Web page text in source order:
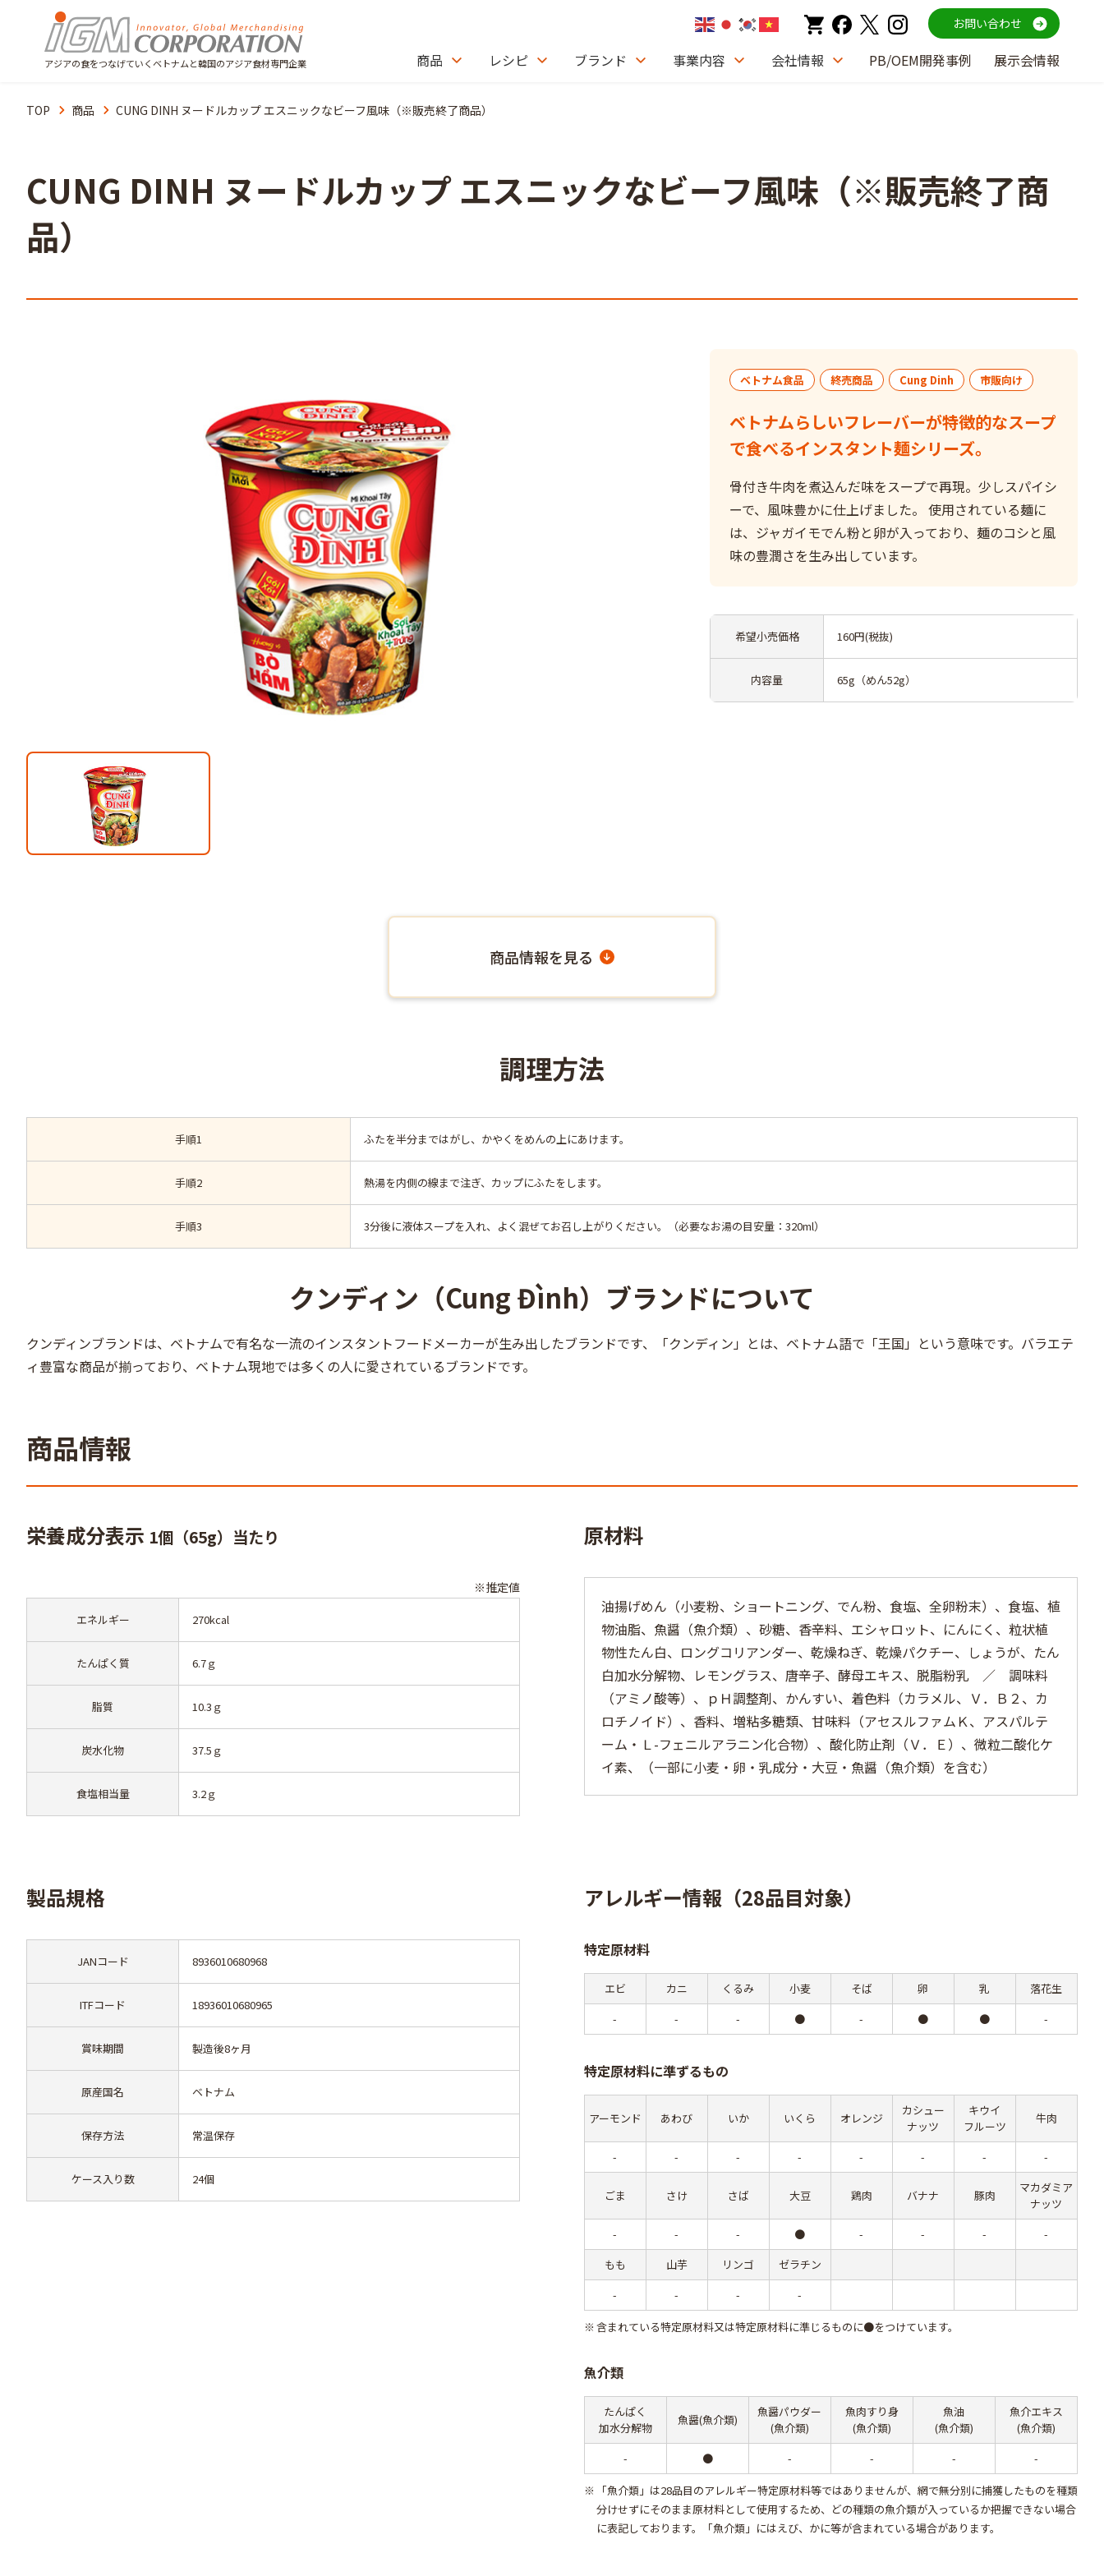
アジアの食をつなげていくベトナムと韓国のアジア食材専門企業 商品 レシピ ブランド 事業内容 会社情報 PB/OEM開発事例 展示会情報
お問い合わせ
TOP 商品 CUNG DINH ヌードルカップ エスニックなビーフ風味（※販売終了商品）
CUNG DINH ヌードルカップ エスニックなビーフ風味（※販売終了商
品）
ベトナム食品 終売商品 Cung Dinh 市販向け
ベトナムらしいフレーバーが特徴的なスープ
で食べるインスタント麺シリーズ。
骨付き牛肉を煮込んだ味をスープで再現。少しスパイシ
ーで、風味豊かに仕上げました。 使用されている麺に
は、ジャガイモでん粉と卵が入っており、麺のコシと風
味の豊潤さを生み出しています。
希望小売価格 160円(税抜)
内容量 65g（めん52g）
商品情報を見る
調理方法
手順1 ふたを半分まではがし、かやくをめんの上にあけます。
手順2 熱湯を内側の線まで注ぎ、カップにふたをします。
手順3 3分後に液体スープを入れ、よく混ぜてお召し上がりください。（必要なお湯の目安量：320ml）
クンディン（Cung Đình）ブランドについて
クンディンブランドは、ベトナムで有名な一流のインスタントフードメーカーが生み出したブランドです、「クンディン」とは、ベトナム語で「王国」という意味です。バラエテ
ィ豊富な商品が揃っており、ベトナム現地では多くの人に愛されているブランドです。
商品情報
栄養成分表示 1個（65g）当たり
※推定値
エネルギー 270kcal
たんぱく質 6.7ｇ
脂質 10.3ｇ
炭水化物 37.5ｇ
食塩相当量 3.2ｇ
原材料
油揚げめん（小麦粉、ショートニング、でん粉、食塩、全卵粉末）、食塩、植
物油脂、魚醤（魚介類）、砂糖、香辛料、エシャロット、にんにく、粒状植
物性たん白、ロングコリアンダー、乾燥ねぎ、乾燥パクチー、しょうが、たん
白加水分解物、レモングラス、唐辛子、酵母エキス、脱脂粉乳 ／ 調味料
（アミノ酸等）、ｐＨ調整剤、かんすい、着色料（カラメル、Ｖ．Ｂ２、カ
ロチノイド）、香料、増粘多糖類、甘味料（アセスルファムＫ、アスパルテ
ーム・Ｌ-フェニルアラニン化合物）、酸化防止剤（Ｖ．Ｅ）、微粒二酸化ケ
イ素、（一部に小麦・卵・乳成分・大豆・魚醤（魚介類）を含む）
製品規格
JANコード 8936010680968
ITFコード 18936010680965
賞味期間 製造後8ヶ月
原産国名 ベトナム
保存方法 常温保存
ケース入り数 24個
アレルギー情報（28品目対象）
特定原材料
エビ カニ くるみ 小麦 そば 卵 乳
落花生
-
- - ● - ● ● -
特定原材料に準ずるもの
アーモンド あわび いか いくら オレンジ
カシュー
ナッツ
キウイ
フルーツ
牛肉
- - - - - - - -
ごま さけ さば 大豆 鶏肉 バナナ 豚肉
マカダミア
ナッツ
-
- - ● - - -
-
もも
山芋 リンゴ
ゼラチン
-
- - -
※ 含まれている特定原材料又は特定原材料に準じるものに●をつけています。
魚介類
たんぱく
加水分解物
魚醤(魚介類)
魚醤パウダー
(魚介類)
魚肉すり身
(魚介類)
魚油
(魚介類)
魚介エキス
(魚介類)
-
● - - - -
※
「魚介類」は28品目のアレルギー特定原材料等ではありませんが、網で無分別に捕獲したものを種類
分けせずにそのまま原材料として使用するため、どの種類の魚介類が入っているか把握できない場合
に表記しております。「魚介類」にはえび、かに等が含まれている場合があります。